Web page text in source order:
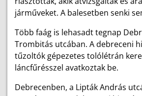
járműveket. A balesetben senki
Több faág is lehasadt tegnap
Trombitás utcában. A debreceni
tűzoltók gépezetes tolólétrán
láncfűrésszel avatkoztak be.
Debrecenben, a Lipták András